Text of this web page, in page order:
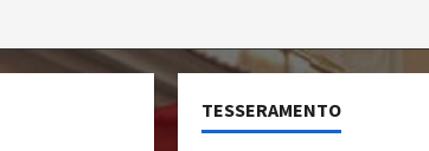
TESSERAMENTO